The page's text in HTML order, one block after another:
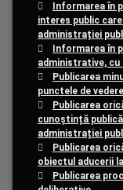
Informarea în
interes public
administrației
Informarea în
administrative,
Publicarea
punctele de
Publicarea
cunoștință
administrației
Publicarea
obiectul aducerii
Publicarea